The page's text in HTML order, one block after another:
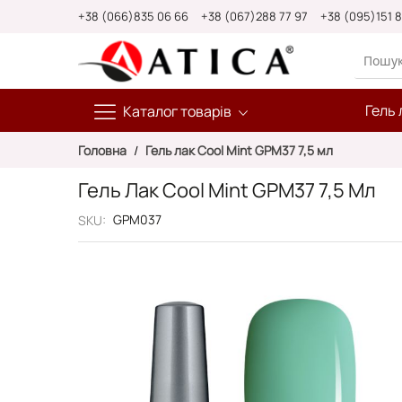
+38 (066)835 06 66 +38 (067)288 77 97 +38 (095)151
Каталог товарів Гель
Головна Гель лак Cool Mint GPM37 7,5 мл
Гель Лак Cool Mint GPM37 7,5 Мл
SKU GPM037